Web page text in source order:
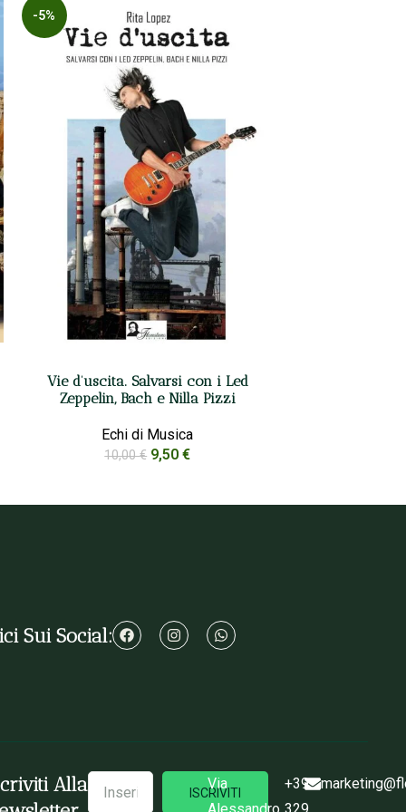
-5%
Vie d’uscita. Salvarsi con i Led
Zeppelin, Bach e Nilla Pizzi
Echi di Musica
10,00€ 9,50€
Sui Social:
Alla
ISCRIVITI
Via
+39